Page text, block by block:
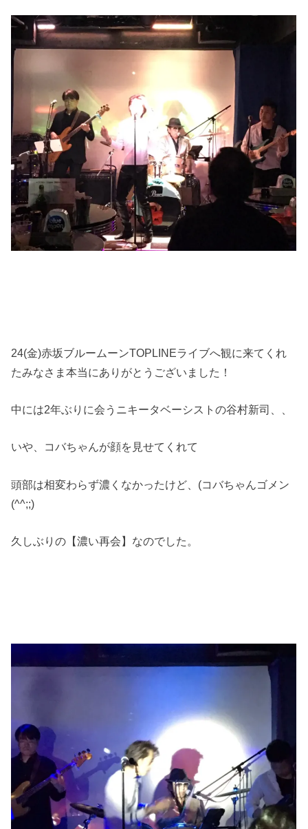
24(金)赤坂ブルームーンTOPLINEライブへ観に来てくれ
たみなさま本当にありがとうございました！
中には2年ぶりに会うニキータベーシストの谷村新司、、
いや、コバちゃんが顔を見せてくれて
頭部は相変わらず濃くなかったけど、(コバちゃんゴメン
(^^;;)
久しぶりの【濃い再会】なのでした。